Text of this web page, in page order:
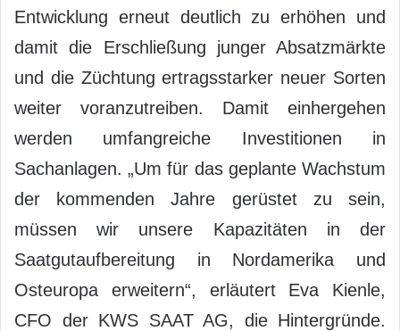
Entwicklung erneut deutlich zu erhöhen und
damit die Erschließung junger Absatzmärkte
und die Züchtung ertragsstarker neuer Sorten
weiter voranzutreiben. Damit einhergehen
werden umfangreiche Investitionen in
Sachanlagen. „Um für das geplante Wachstum
der kommenden Jahre gerüstet zu sein,
müssen wir unsere Kapazitäten in der
Saatgutaufbereitung in Nordamerika und
Osteuropa erweitern“, erläutert Eva Kienle,
CFO der KWS SAAT AG, die Hintergründe.